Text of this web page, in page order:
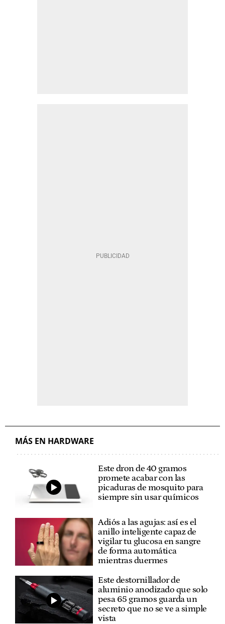
MÁS EN HARDWARE
Este dron de 40 gramos
promete acabar con las
picaduras de mosquito para
siempre sin usar químicos
Adiós a las agujas: así es el
anillo inteligente capaz de
vigilar tu glucosa en sangre
de forma automática
mientras duermes
Este destornillador de
aluminio anodizado que solo
pesa 65 gramos guarda un
secreto que no se ve a simple
vista